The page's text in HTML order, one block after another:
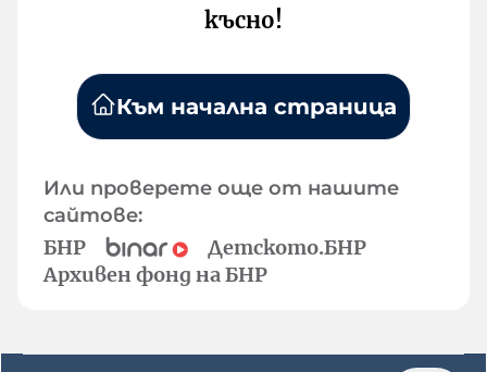
късно!
Към начална страница
Или проверете още от нашите
сайтове:
БНР
Детското.БНР
Архивен фонд на БНР